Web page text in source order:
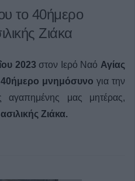
το 40ήμερο
Ζιάκα
2023 στον Ιερό Ναό Αγίας
40ήμερο μνημόσυνο για την
αγαπημένης μας μητέρας,
Ζιάκα.